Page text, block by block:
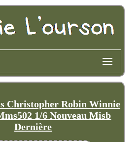
Christopher Robin Winnie
1/6 Nouveau Misb
Dernière